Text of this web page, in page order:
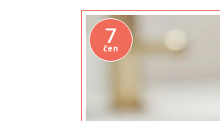
7
čen